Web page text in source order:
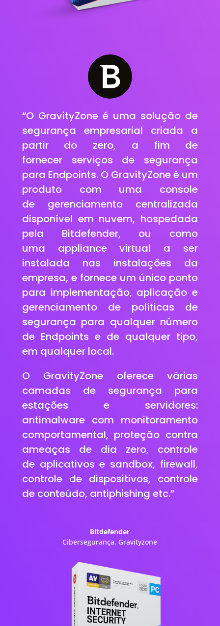
“O GravityZone é uma solução de
segurança empresarial criada a
partir do zero, a fim de
fornecer serviços de segurança
para Endpoints. O GravityZone é um
produto com uma console
de gerenciamento centralizada
disponível em nuvem, hospedada
pela Bitdefender, ou como
uma appliance virtual a ser
instalada nas instalações da
empresa, e fornece um único ponto
para implementação, aplicação e
gerenciamento de políticas de
segurança para qualquer número
de Endpoints e de qualquer tipo,
em qualquer local.
O GravityZone oferece várias
camadas de segurança para
estações e servidores:
antimalware com monitoramento
comportamental, proteção contra
ameaças de dia zero, controle
de aplicativos e sandbox, firewall,
controle de dispositivos, controle
de conteúdo, antiphishing etc.”
Bitdefender
Cibersegurança, Gravityzone